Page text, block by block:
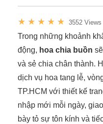
★ ★ ★ ★ ★ 3552 Views
Trong những khoảnh
động, hoa chia buồn
và sẻ chia chân thành.
dịch vụ hoa tang lễ,
TP.HCM với thiết kế
nhập mới mỗi ngày,
bày tỏ sự tôn kính và